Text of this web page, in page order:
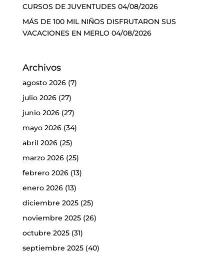
CURSOS DE JUVENTUDES 04/08/2026
MÁS DE 100 MIL NIÑOS DISFRUTARON SUS
VACACIONES EN MERLO 04/08/2026
Archivos
agosto 2026(7)
julio 2026(27)
junio 2026(27)
mayo 2026(34)
abril 2026(25)
marzo 2026(25)
febrero 2026(13)
enero 2026(13)
diciembre 2025(25)
noviembre 2025(26)
octubre 2025(31)
septiembre 2025(40)